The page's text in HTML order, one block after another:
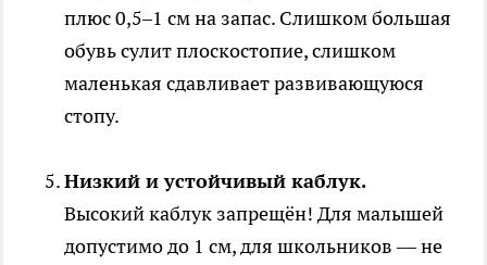
плюс 0,5–1 см на запас. Слишком большая
обувь сулит плоскостопие, слишком
маленькая сдавливает развивающуюся
стопу.
Низкий и устойчивый каблук.
Высокий каблук запрещён! Для малышей
допустимо до 1 см, для школьников — не